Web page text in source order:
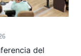
del